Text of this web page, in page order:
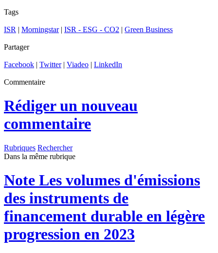
Tags
ISR | Morningstar| ISR - ESG - CO2 | Green Business
Partager
Facebook | Twitter| Viadeo | LinkedIn
Commentaire
Rédiger un nouveau
commentaire
Rubriques Rechercher
Dans la même rubrique
Note Les volumes d'émissions
des instruments de
financement durable en légère
progression en 2023